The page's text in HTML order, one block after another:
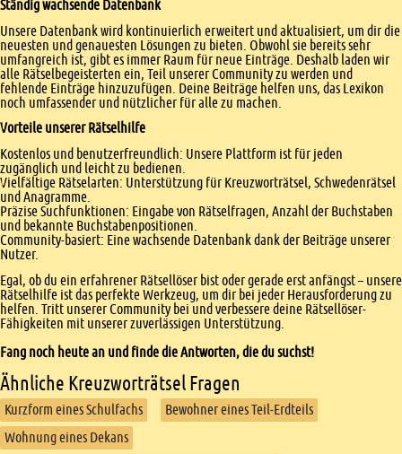
Ständig wachsende Datenbank
Unsere Datenbank wird kontinuierlich erweitert und aktualisiert, um dir die
neuesten und genauesten Lösungen zu bieten. Obwohl sie bereits sehr
umfangreich ist, gibt es immer Raum für neue Einträge. Deshalb laden wir
alle Rätselbegeisterten ein, Teil unserer Community zu werden und
fehlende Einträge hinzuzufügen. Deine Beiträge helfen uns, das Lexikon
noch umfassender und nützlicher für alle zu machen.
Vorteile unserer Rätselhilfe
Kostenlos und benutzerfreundlich: Unsere Plattform ist für jeden
zugänglich und leicht zu bedienen.
Vielfältige Rätselarten: Unterstützung für Kreuzworträtsel, Schwedenrätsel
und Anagramme.
Präzise Suchfunktionen: Eingabe von Rätselfragen, Anzahl der Buchstaben
und bekannte Buchstabenpositionen.
Community-basiert: Eine wachsende Datenbank dank der Beiträge unserer
Nutzer.
Egal, ob du ein erfahrener Rätsellöser bist oder gerade erst anfängst – unsere
Rätselhilfe ist das perfekte Werkzeug, um dir bei jeder Herausforderung zu
helfen. Tritt unserer Community bei und verbessere deine Rätsellöser-
Fähigkeiten mit unserer zuverlässigen Unterstützung.
Fang noch heute an und finde die Antworten, die du suchst!
Ähnliche Kreuzworträtsel Fragen
Kurzform eines Schulfachs
Bewohner eines Teil-Erdteils
Wohnung eines Dekans